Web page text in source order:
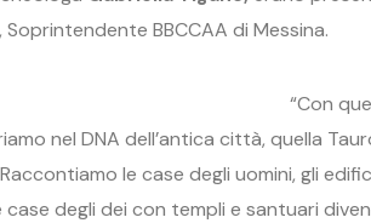
, Soprintendente BBCCAA di Messina.
“Con
nel DNA dell’antica città, quella
le case degli uomini, gli
case degli dei con templi e santuari